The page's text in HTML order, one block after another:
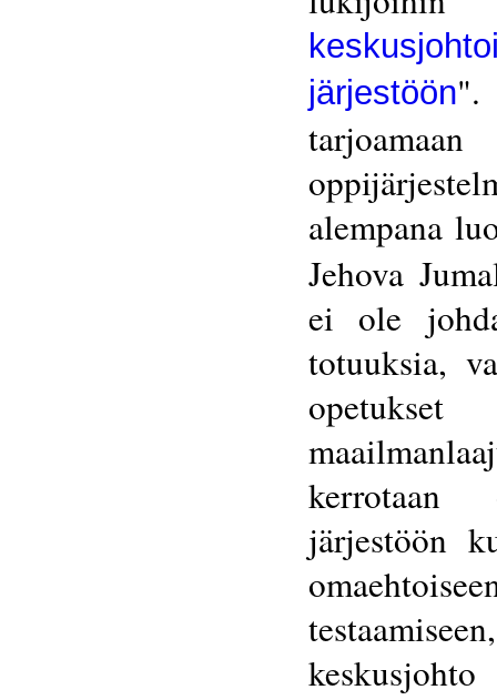
järjestöön".
alempana
Jehova
ei ole
totuuksia,
kerrotaan
järjestöön